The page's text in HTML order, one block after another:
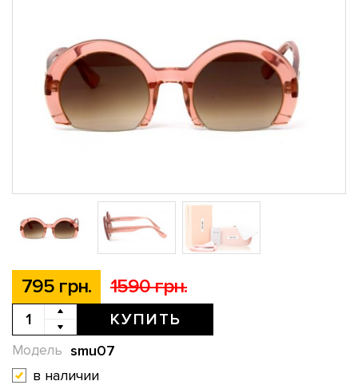
795 грн. 1590 грн.
КУПИТЬ
smu07
Модель
в наличии